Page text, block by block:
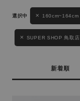
160cm~164cm
SUPER SHOP 鳥取店
新着順